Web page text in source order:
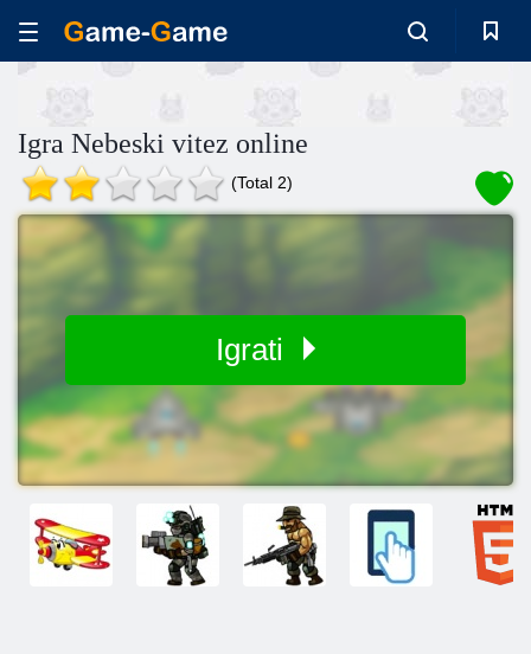
Igra Nebeski vitez online
(Total 2)
Igrati